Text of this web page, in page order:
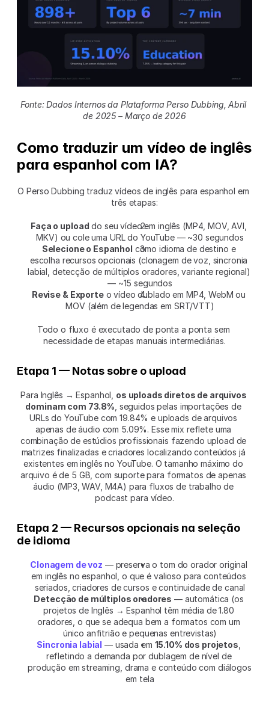
Fonte: Dados Internos da Plataforma Perso Dubbing, Abril
de 2025 – Março de 2026
Como traduzir um vídeo de inglês
para espanhol com IA?
O Perso Dubbing traduz vídeos de inglês para espanhol em
três etapas:
Faça o upload do seu vídeo em inglês (MP4, MOV, AVI,
MKV) ou cole uma URL do YouTube — ~30 segundos
Selecione o Espanhol como idioma de destino e
escolha recursos opcionais (clonagem de voz, sincronia
labial, detecção de múltiplos oradores, variante regional)
— ~15 segundos
Revise & Exporte o vídeo dublado em MP4, WebM ou
MOV (além de legendas em SRT/VTT)
Todo o fluxo é executado de ponta a ponta sem
necessidade de etapas manuais intermediárias.
Etapa 1 — Notas sobre o upload
Para Inglês → Espanhol, os uploads diretos de arquivos
dominam com 73.8%, seguidos pelas importações de
URLs do YouTube com 19.84% e uploads de arquivos
apenas de áudio com 5.09%. Esse mix reflete uma
combinação de estúdios profissionais fazendo upload de
matrizes finalizadas e criadores localizando conteúdos já
existentes em inglês no YouTube. O tamanho máximo do
arquivo é de 5 GB, com suporte para formatos de apenas
áudio (MP3, WAV, M4A) para fluxos de trabalho de
podcast para vídeo.
Etapa 2 — Recursos opcionais na seleção
de idioma
Clonagem de voz — preserva o tom do orador original
em inglês no espanhol, o que é valioso para conteúdos
seriados, criadores de cursos e continuidade de canal
Detecção de múltiplos oradores — automática (os
projetos de Inglês → Espanhol têm média de 1.80
oradores, o que se adequa bem a formatos com um
único anfitrião e pequenas entrevistas)
Sincronia labial — usada em 15.10% dos projetos,
refletindo a demanda por dublagem de nível de
produção em streaming, drama e conteúdo com diálogos
em tela